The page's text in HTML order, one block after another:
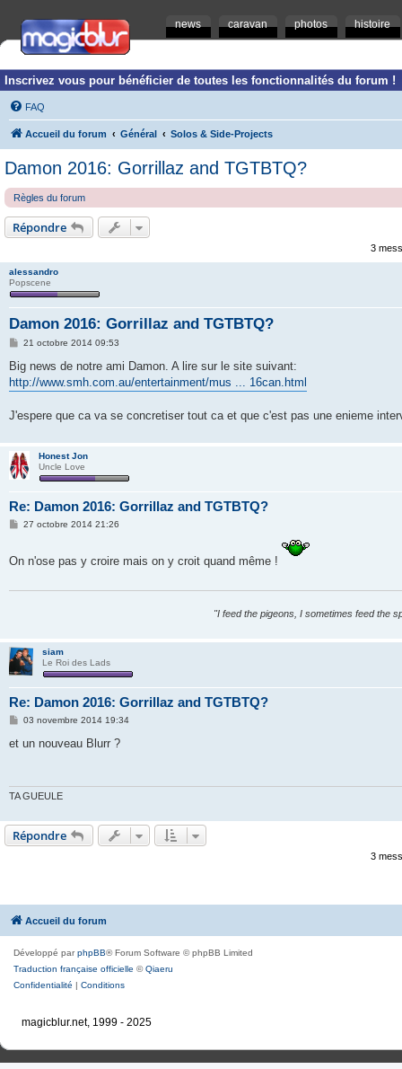
news caravan photos histoire
Inscrivez vous pour bénéficier de toutes les fonctionnalités du forum !
FAQ
Accueil du forum Général Solos & Side-Projects
Damon 2016: Gorrillaz and TGTBTQ?
Règles du forum
Répondre
3
alessandro
Popscene
Damon 2016: Gorrillaz and TGTBTQ?
M
s
s
a
21 octobre 2014 09:53
Big news de notre ami Damon. A lire sur le site suivant:
http://www.smh.com.au/entertainment/mus ... 16can.html
J'espere que ca va se concretiser tout ca et que c'est pas une enieme
Honest Jon
Uncle Love
Re: Damon 2016: Gorrillaz and TGTBTQ?
M
a
27 octobre 2014 21:26
On n'ose pas y croire mais on y croit quand même !
"I feed the pigeons, I sometimes feed the
siam
Le Roi des Lads
Re: Damon 2016: Gorrillaz and TGTBTQ?
M
s
03 novembre 2014 19:34
et un nouveau Blurr ?
TA GUEULE
Répondre
3
Accueil du forum
Développé parphpBB® Forum Software © phpBB Limited
Traduction française officielle ©Qiaeru
Confidentialité | Conditions
magicblur.net, 1999 - 2025